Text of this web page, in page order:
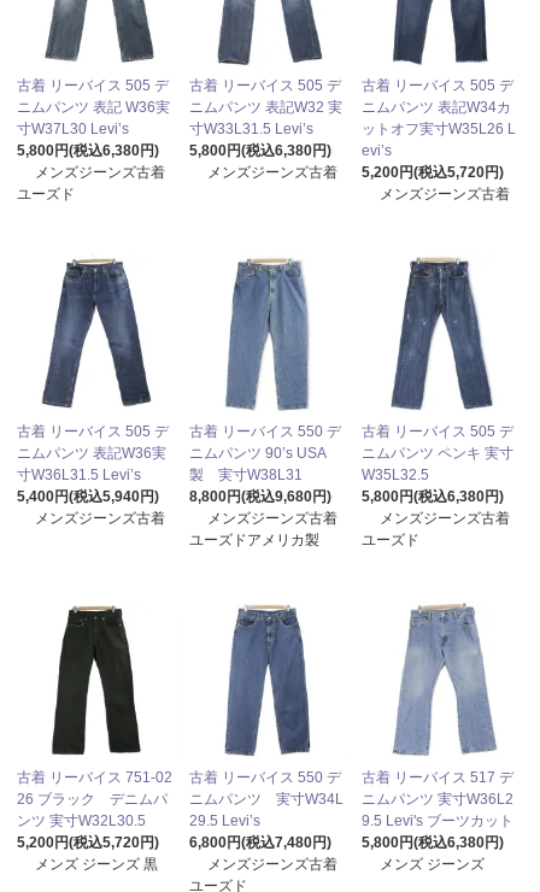
古着 リーバイス 505 デ
ニムパンツ 表記 W36実
寸W37L30 Levi’s
5,800円(税込6,380円)
メンズジーンズ古着
ユーズド
古着 リーバイス 505 デ
ニムパンツ 表記W32 実
寸W33L31.5 Levi’s
5,800円(税込6,380円)
メンズジーンズ古着
古着 リーバイス 505 デ
ニムパンツ 表記W34カ
ットオフ実寸W35L26 L
evi’s
5,200円(税込5,720円)
メンズジーンズ古着
古着 リーバイス 505 デ
ニムパンツ 表記W36実
寸W36L31.5 Levi’s
5,400円(税込5,940円)
メンズジーンズ古着
古着 リーバイス 550 デ
ニムパンツ 90’s USA
製 実寸W38L31
8,800円(税込9,680円)
メンズジーンズ古着
ユーズドアメリカ製
古着 リーバイス 505 デ
ニムパンツ ペンキ 実寸
W35L32.5
5,800円(税込6,380円)
メンズジーンズ古着
ユーズド
古着 リーバイス 751-02
26 ブラック デニムパ
ンツ 実寸 W32L30.5
5,200円(税込5,720円)
メンズ ジーンズ 黒
古着 リーバイス 550 デ
ニムパンツ 実寸W34L
29.5 Levi’s
6,800円(税込7,480円)
メンズジーンズ古着
ユーズド
古着 リーバイス 517 デ
ニムパンツ 実寸W36L2
9.5 Levi's ブーツカット
5,800円(税込6,380円)
メンズ ジーンズ